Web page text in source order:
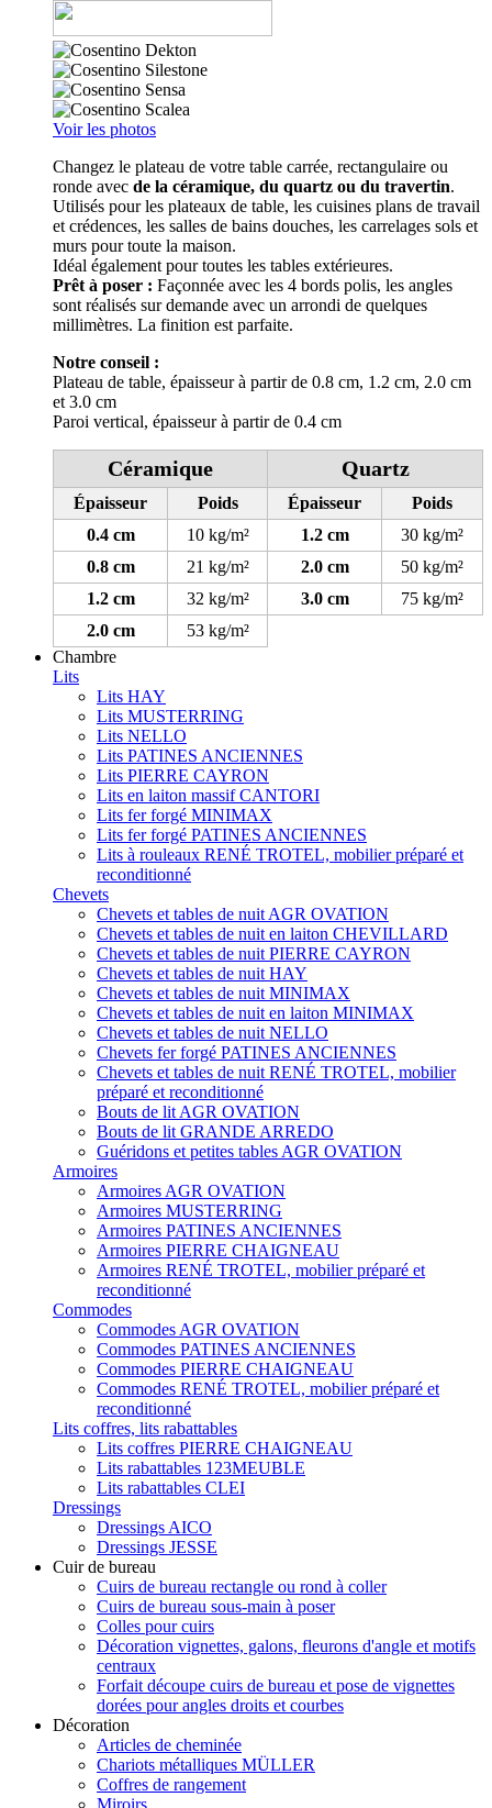
Voir les photos
Changez le plateau de votre table carrée, rectangulaire ou
ronde avec de la céramique, du quartz ou du travertin.
Utilisés pour les plateaux de table, les cuisines plans de travail
et crédences, les salles de bains douches, les carrelages sols et
murs pour toute la maison.
Idéal également pour toutes les tables extérieures.
Prêt à poser : Façonnée avec les 4 bords polis, les angles
sont réalisés sur demande avec un arrondi de quelques
millimètres. La finition est parfaite.
Notre conseil :
Plateau de table, épaisseur à partir de 0.8 cm, 1.2 cm, 2.0 cm
et 3.0 cm
Paroi vertical, épaisseur à partir de 0.4 cm
Céramique Quartz
Épaisseur Poids Épaisseur
Poids
0.4 cm
10 kg/m² 1.2 cm
30 kg/m²
0.8 cm
21 kg/m² 2.0 cm
50 kg/m²
1.2 cm
32 kg/m² 3.0 cm
75 kg/m²
2.0 cm
53 kg/m²
Chambre
Lits
Lits HAY
Lits MUSTERRING
Lits NELLO
Lits PATINES ANCIENNES
Lits PIERRE CAYRON
Lits en laiton massif CANTORI
Lits fer forgé MINIMAX
Lits fer forgé PATINES ANCIENNES
Lits à rouleaux RENÉ TROTEL, mobilier préparé et
reconditionné
Chevets
Chevets et tables de nuit AGR OVATION
Chevets et tables de nuit en laiton CHEVILLARD
Chevets et tables de nuit PIERRE CAYRON
Chevets et tables de nuit HAY
Chevets et tables de nuit MINIMAX
Chevets et tables de nuit en laiton MINIMAX
Chevets et tables de nuit NELLO
Chevets fer forgé PATINES ANCIENNES
Chevets et tables de nuit RENÉ TROTEL, mobilier
préparé et reconditionné
Bouts de lit AGR OVATION
Bouts de lit GRANDE ARREDO
Guéridons et petites tables AGR OVATION
Armoires
Armoires AGR OVATION
Armoires MUSTERRING
Armoires PATINES ANCIENNES
Armoires PIERRE CHAIGNEAU
Armoires RENÉ TROTEL, mobilier préparé et
reconditionné
Commodes
Commodes AGR OVATION
Commodes PATINES ANCIENNES
Commodes PIERRE CHAIGNEAU
Commodes RENÉ TROTEL, mobilier préparé et
reconditionné
Lits coffres, lits rabattables
Lits coffres PIERRE CHAIGNEAU
Lits rabattables 123MEUBLE
Lits rabattables CLEI
Dressings
Dressings AICO
Dressings JESSE
Cuir de bureau
Cuirs de bureau rectangle ou rond à coller
Cuirs de bureau sous-main à poser
Colles pour cuirs
Décoration vignettes, galons, fleurons d'angle et motifs
centraux
Forfait découpe cuirs de bureau et pose de vignettes
dorées pour angles droits et courbes
Décoration
Articles de cheminée
Chariots métalliques MÜLLER
Coffres de rangement
Miroirs